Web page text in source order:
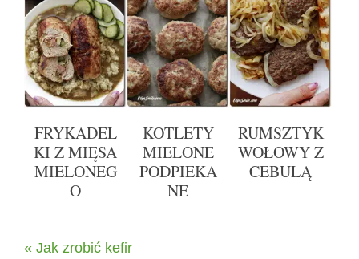
FRYKADEL
KI Z MIĘSA
MIELONEG
O
KOTLETY
MIELONE
PODPIEKA
NE
RUMSZTYK
WOŁOWY Z
CEBULĄ
« Jak zrobić kefir